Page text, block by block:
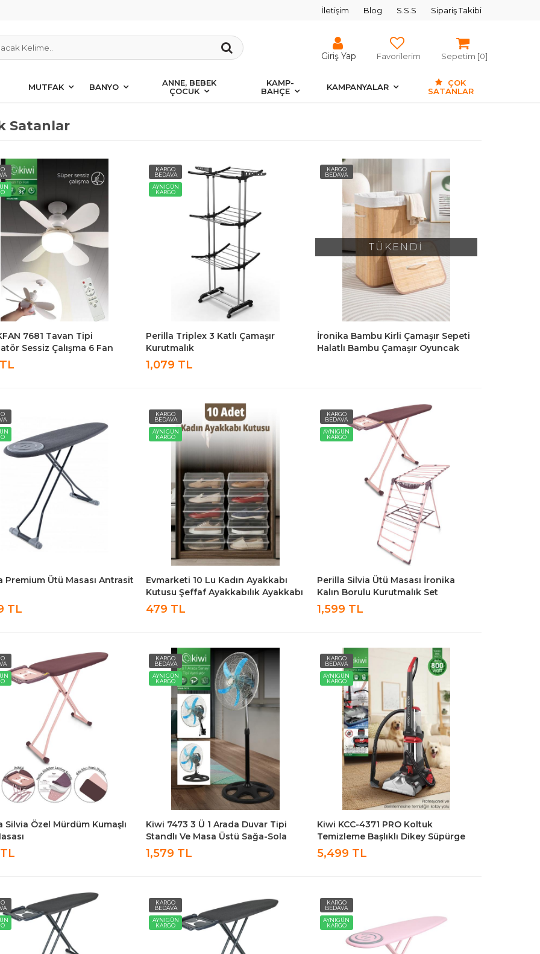
İletişim Blog S.S.S Sipariş Takibi
Giriş Yap Favorilerim Sepetim [0]
MUTFAK BANYO
ANNE, BEBEK
ÇOCUK
KAMP-
BAHÇE
KAMPANYALAR
ÇOK
SATANLAR
Satanlar
7681 Tavan Tipi
Sessiz Çalışma 6 Fan
Işıklı Uzaktan Kumandalı
KARGO
BEDAVA
AYNIGÜN
KARGO
Perilla Triplex 3 Katlı Çamaşır
Kurutmalık
1,079 TL
KARGO
BEDAVA
TÜKENDİ
İronika Bambu Kirli Çamaşır Sepeti
Halatlı Bambu Çamaşır Oyuncak
Premium Ütü Masası Antrasit
TL
KARGO
BEDAVA
AYNIGÜN
KARGO
Evmarketi 10 Lu Kadın Ayakkabı
Kutusu Şeffaf Ayakkabılık Ayakkabı
Saklama Kutusu
479 TL
KARGO
BEDAVA
AYNIGÜN
KARGO
Perilla Silvia Ütü Masası İronika
Kalın Borulu Kurutmalık Set
1,599 TL
Silvia Özel Mürdüm Kumaşlı
KARGO
BEDAVA
AYNIGÜN
KARGO
Kiwi 7473 3 Ü 1 Arada Duvar Tipi
Standlı Ve Masa Üstü Sağa-Sola
Aşağı Yukarı Salınımlı Metal Sanayi
Tipi Endüstriyel Vantilatör
1,579 TL
KARGO
BEDAVA
AYNIGÜN
KARGO
Kiwi KCC-4371 PRO Koltuk
Temizleme Başlıklı Dikey Süpürge
Halı Ve Koltuk Yıkama Leke
Çıkartma Makinesi
5,499 TL
KARGO
BEDAVA
AYNIGÜN
KARGO
KARGO
BEDAVA
AYNIGÜN
KARGO